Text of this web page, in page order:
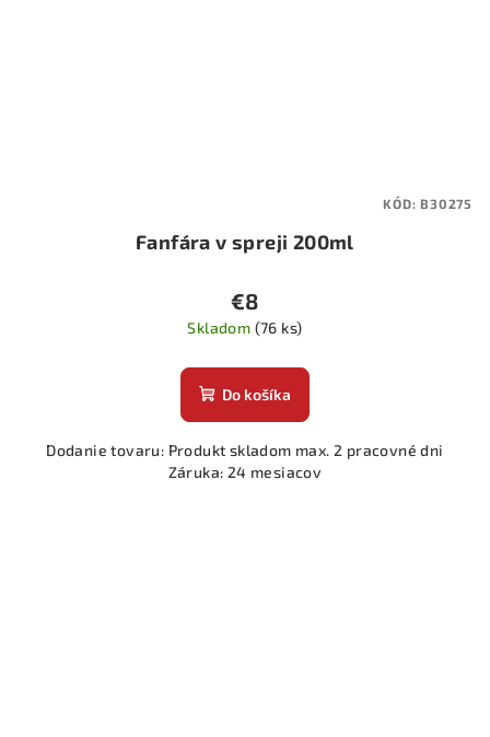
Fanfára v spreji 200ml
€8
Skladom (76 ks)
Do košíka
Dodanie tovaru: Produkt skladom max. 2 pracovné dni
Záruka: 24 mesiacov
KÓD:B30275